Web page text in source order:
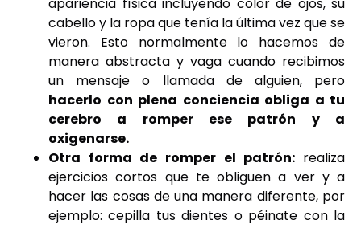
cabello y la ropa que tenía la última vez que se
vieron. Esto normalmente lo hacemos de
manera abstracta y vaga cuando recibimos
un mensaje o llamada de alguien, pero
hacerlo con plena conciencia obliga a tu
cerebro a romper ese patrón y a
oxigenarse.
Otra forma de romper el patrón: realiza
ejercicios cortos que te obliguen a ver y a
hacer las cosas de una manera diferente, por
ejemplo: cepilla tus dientes o péinate con la